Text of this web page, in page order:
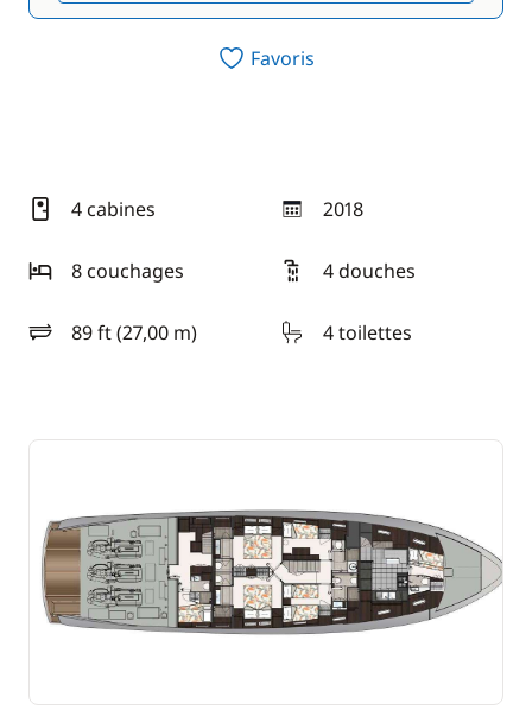
Favoris
4 cabines 2018
année
8 couchages
4 douches
89 ft (27,00 m)
longueur 4 toilettes